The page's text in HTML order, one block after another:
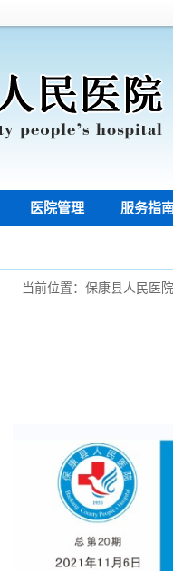
医院管理 服务指
当前位置： 保康县人民医院